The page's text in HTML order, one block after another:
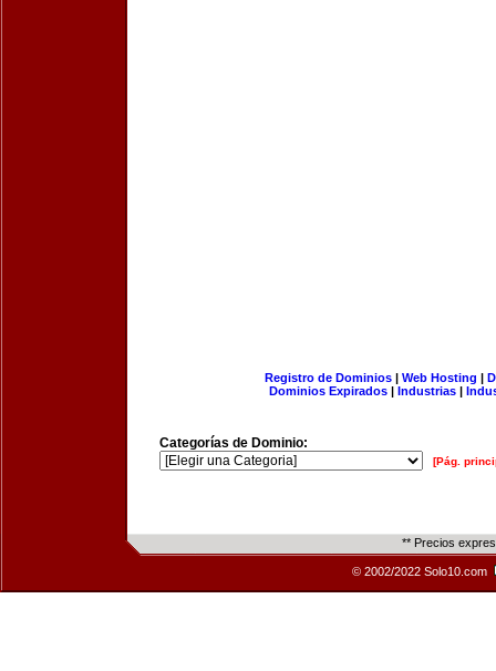
Registro de Dominios| Web Hosting |
Dominios Expirados | Industrias |
Categorías de Dominio:
[Pág.
** Precios
© 2002/2022 Solo10.com